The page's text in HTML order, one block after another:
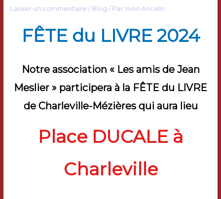
Laisser un commentaire / Blog / Par Yvon Ancelin
FÊTE du LIVRE 2024
Notre association « Les amis de Jean
Meslier » participera à la FÊTE du LIVRE
de Charleville-Mézières qui aura lieu
Place DUCALE à
Charleville